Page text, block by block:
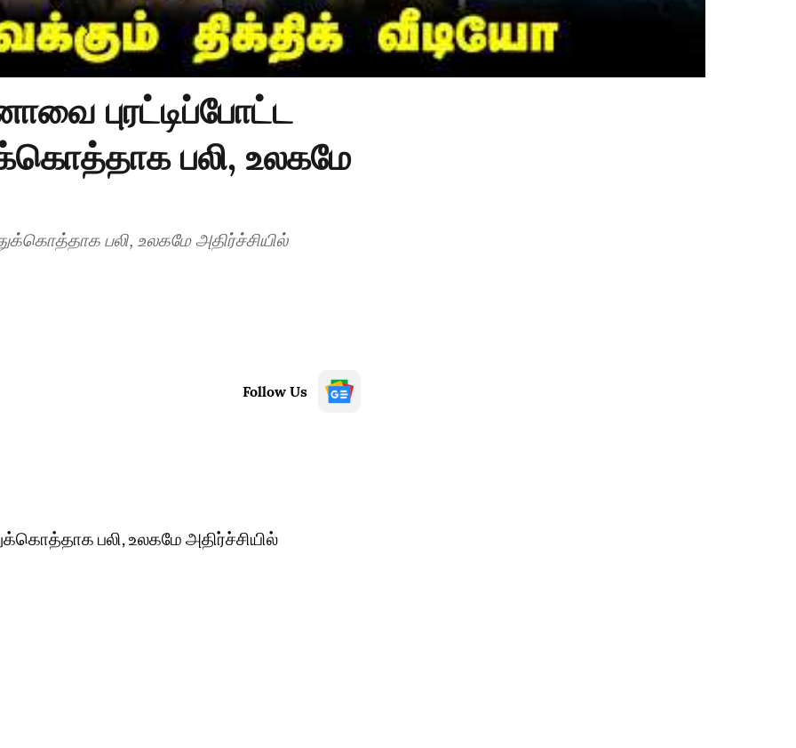
புரட்டிப்போட்ட
பலி, உலகமே
பலி, உலகமே அதிர்ச்சியில்
Follow Us
பலி, உலகமே அதிர்ச்சியில்